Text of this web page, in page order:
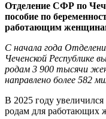
Отделение СФР по
пособие по
работающим
С начала года
Чеченской Республике
родам 3 900 тысячи
направлено более 582
В 2025 году
родам для